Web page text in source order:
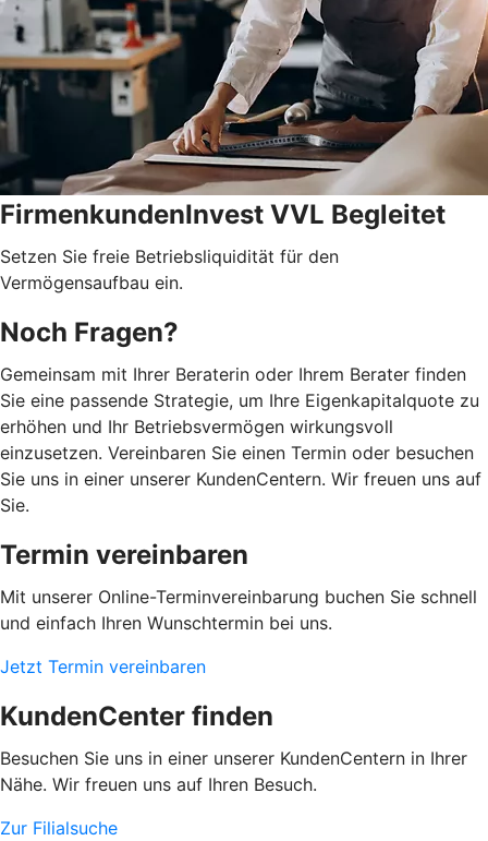
FirmenkundenInvest VVL Begleitet
Setzen Sie freie Betriebsliquidität für den
Vermögensaufbau ein.
Noch Fragen?
Gemeinsam mit Ihrer Beraterin oder Ihrem Berater finden
Sie eine passende Strategie, um Ihre Eigenkapitalquote zu
erhöhen und Ihr Betriebsvermögen wirkungsvoll
einzusetzen. Vereinbaren Sie einen Termin oder besuchen
Sie uns in einer unserer KundenCentern. Wir freuen uns auf
Sie.
Termin vereinbaren
Mit unserer Online-Terminvereinbarung buchen Sie schnell
und einfach Ihren Wunschtermin bei uns.
Jetzt Termin vereinbaren
KundenCenter finden
Besuchen Sie uns in einer unserer KundenCentern in Ihrer
Nähe. Wir freuen uns auf Ihren Besuch.
Zur Filialsuche